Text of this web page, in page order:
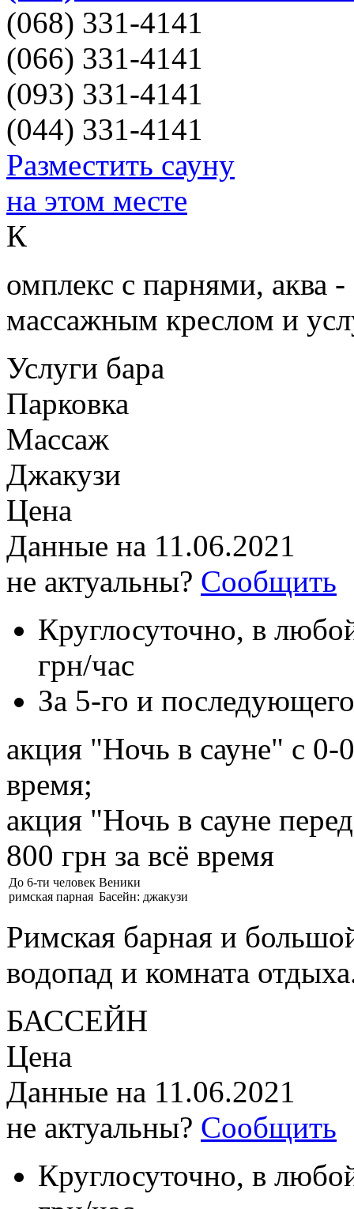
(068) 331-4141
(066) 331-4141
(093) 331-4141
(044) 331-4141
Разместить сауну
на этом месте
К
омплекс с парнями, аква
массажным креслом и
Услуги бара
Парковка
Массаж
Джакузи
Цена
Данные на 11.06.2021
не актуальны? Сообщить
Круглосуточно, в
грн/час
За 5-го и
акция "Ночь в сауне" с 0-
время;
акция "Ночь в сауне
800 грн за всё время
До 6-ти человек
римская парная
Веники
Басейн: джакузи
Римская барная и
водопад и комната
БАССЕЙН
Цена
Данные на 11.06.2021
не актуальны? Сообщить
Круглосуточно, в